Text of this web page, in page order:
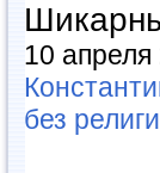
10
без